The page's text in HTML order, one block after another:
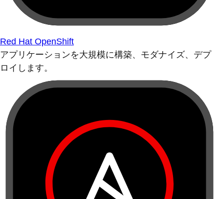
Red Hat OpenShift
アプリケーションを大規模に構築、モダナイズ、デプ
ロイします。